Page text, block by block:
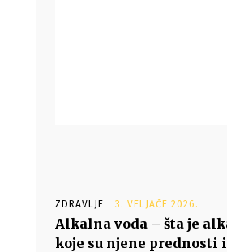
ZDRAVLJE 3. VELJAČE 2026.
Alkalna voda – šta je
koje su njene prednosti